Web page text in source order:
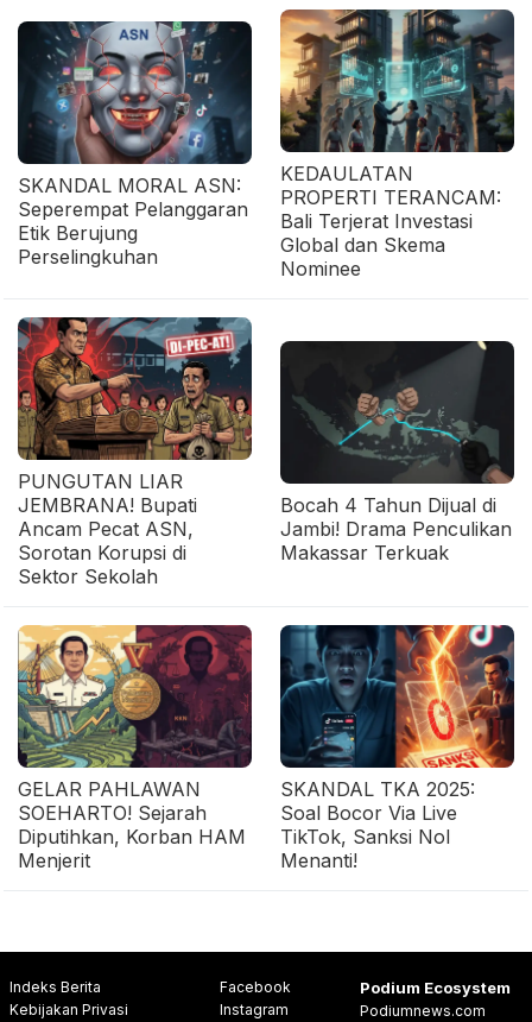
SKANDAL MORAL ASN:
Seperempat Pelanggaran
Etik Berujung
Perselingkuhan
KEDAULATAN
PROPERTI TERANCAM:
Bali Terjerat Investasi
Global dan Skema
Nominee
PUNGUTAN LIAR
JEMBRANA! Bupati
Ancam Pecat ASN,
Sorotan Korupsi di
Sektor Sekolah
Bocah 4 Tahun Dijual di
Jambi! Drama Penculikan
Makassar Terkuak
GELAR PAHLAWAN
SOEHARTO! Sejarah
Diputihkan, Korban HAM
Menjerit
SKANDAL TKA 2025:
Soal Bocor Via Live
TikTok, Sanksi Nol
Menanti!
Indeks Berita
Kebijakan Privasi
Facebook
Instagram
Podium Ecosystem
Podiumnews.com